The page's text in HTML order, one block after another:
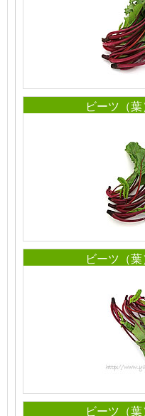
ビーツ（
ビーツ（
ビーツ（